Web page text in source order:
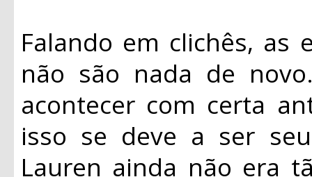
Falando em clichês, as
não são nada de
acontecer com certa
isso se deve a ser
Lauren ainda não era